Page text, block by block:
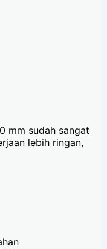
mm sudah sangat
lebih ringan,